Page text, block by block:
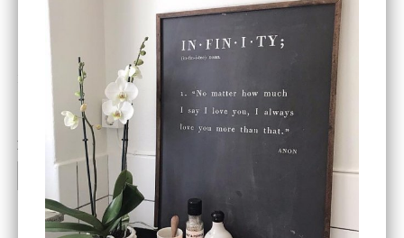
Cloudy kruka mini, vit
199 kr
KÖP
Bordslampa Mushroom
vit, Utomhus
INFO